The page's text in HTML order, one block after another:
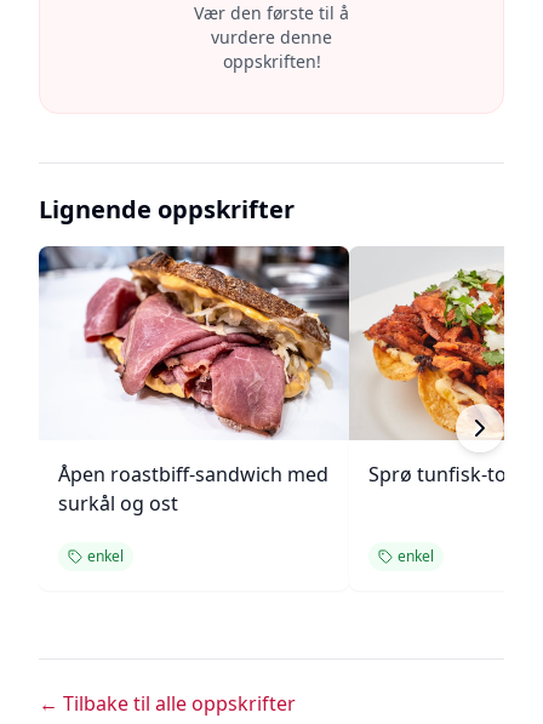
Vær den første til å
vurdere denne
oppskriften!
Lignende oppskrifter
Åpen roastbiff-sandwich med
surkål og ost
enkel
Sprø tunfisk-
enkel
← Tilbake til alle oppskrifter